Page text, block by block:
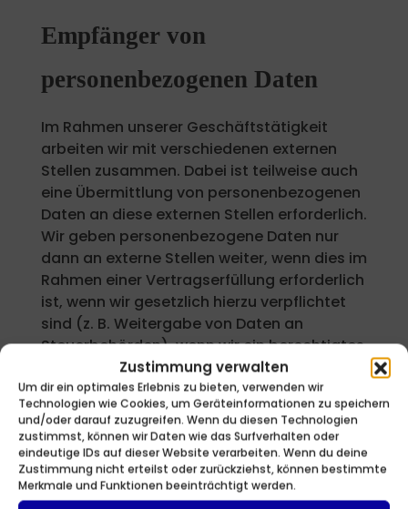
Zustimmung verwalten
Um dir ein optimales Erlebnis zu bieten, verwenden wir
Technologien wie Cookies, um Geräteinformationen zu speichern
und/oder darauf zuzugreifen. Wenn du diesen Technologien
zustimmst, können wir Daten wie das Surfverhalten oder
eindeutige IDs auf dieser Website verarbeiten. Wenn du deine
Zustimmung nicht erteilst oder zurückziehst, können bestimmte
Merkmale und Funktionen beeinträchtigt werden.
Empfänger von
personenbezogenen Daten
Im Rahmen unserer Geschäftstätigkeit
arbeiten wir mit verschiedenen externen
Stellen zusammen. Dabei ist teilweise auch
eine Übermittlung von personenbezogenen
Daten an diese externen Stellen erforderlich.
Wir geben personenbezogene Daten nur
dann an externe Stellen weiter, wenn dies im
Rahmen einer Vertragserfüllung erforderlich
ist, wenn wir gesetzlich hierzu verpflichtet
sind (z. B. Weitergabe von Daten an
Steuerbehörden), wenn wir ein berechtigtes
Interesse nach Art. 6 Abs. 1 lit. f DSGVO an
der Weitergabe haben oder wenn eine
sonstige Rechtsgrundlage die
Datenweitergabe erlaubt. Beim Einsatz von
Auftragsverarbeitern geben wir
personenbezogene Daten unserer Kunden
nur auf Grundlage eines gültigen Vertrags